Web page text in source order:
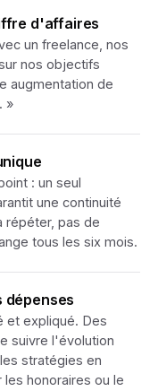
d'affaires
un freelance, nos
nos objectifs
augmentation de
»
: un seul
une continuité
répéter, pas de
tous les six mois.
dépenses
et expliqué. Des
suivre l'évolution
stratégies en
honoraires ou le